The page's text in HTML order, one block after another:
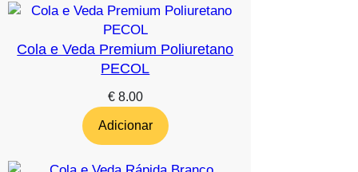
Cola e Veda Premium Poliuretano
PECOL
€8.00
Adicionar